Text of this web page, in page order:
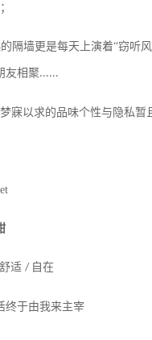
隔墙更是每天上演着“窃听
友相聚......
寐以求的品味个性与隐私暂
舒适 / 自在
终于由我来主宰